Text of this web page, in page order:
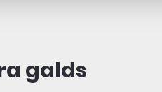
galds